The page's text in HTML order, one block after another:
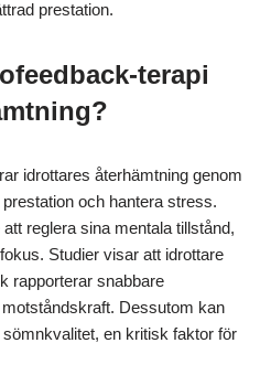
för att övervinna mental
fokus och kognitiv prestation
Neurofeedback-träning
Båda metoderna
sätt och erbjuder idrottare
prestation.
terapi